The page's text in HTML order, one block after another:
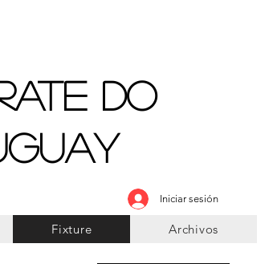
do
Iniciar sesión
Fixture Archivos